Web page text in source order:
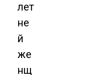
лет
не
й
же
нщ